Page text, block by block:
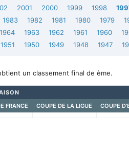
2001 2000 1999 1998
1983 1982 1981 1980 1979
1964 1963 1962 1961 1960
1951 1950 1949 1948 1947
un classement final de ème.
FRANCE COUPE DE LA LIGUE COUPE